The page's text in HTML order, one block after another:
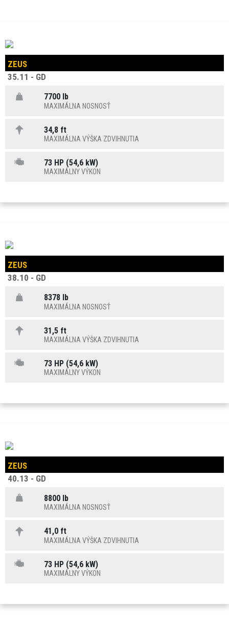
ZEUS
35.11 - GD
7700 lb
MAXIMÁLNA NOSNOSŤ
34,8 ft
MAXIMÁLNA VÝŠKA ZDVIHNUTIA
73 HP (54,6 kW)
MAXIMÁLNY VÝKON
ZEUS
38.10 - GD
8378 lb
MAXIMÁLNA NOSNOSŤ
31,5 ft
MAXIMÁLNA VÝŠKA ZDVIHNUTIA
73 HP (54,6 kW)
MAXIMÁLNY VÝKON
ZEUS
40.13 - GD
8800 lb
MAXIMÁLNA NOSNOSŤ
41,0 ft
MAXIMÁLNA VÝŠKA ZDVIHNUTIA
73 HP (54,6 kW)
MAXIMÁLNY VÝKON